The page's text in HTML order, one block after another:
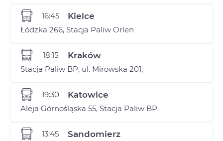
16:45 Kielce
Łódzka 266, Stacja Paliw Orlen
18:15 Kraków
Stacja Paliw BP, ul. Mirowska 201,
19:30 Katowice
Aleja Górnośląska 55, Stacja Paliw BP
13:45 Sandomierz